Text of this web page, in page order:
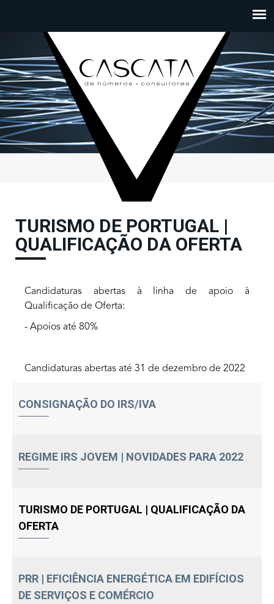
TURISMO DE PORTUGAL |
QUALIFICAÇÃO DA OFERTA
Candidaturas abertas à linha de apoio à
Qualificação de Oferta:
- Apoios até 80%
Candidaturas abertas até 31 de dezembro de 2022
CONSIGNAÇÃO DO IRS/IVA
REGIME IRS JOVEM | NOVIDADES PARA 2022
TURISMO DE PORTUGAL | QUALIFICAÇÃO DA
OFERTA
PRR | EFICIÊNCIA ENERGÉTICA EM EDIFÍCIOS
DE SERVIÇOS E COMÉRCIO